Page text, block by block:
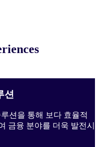
션
션을 통해 보다 효율적
금융 분야를 더욱 발전시